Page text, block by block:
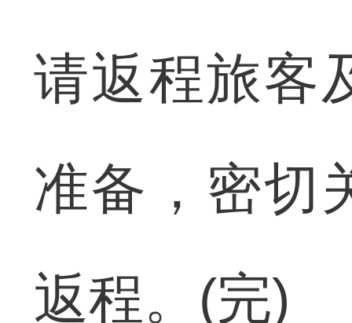
请返程旅客
准备，密切
返程。(完)